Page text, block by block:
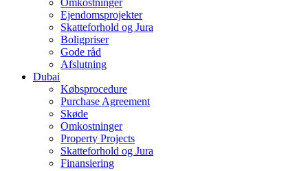
Ejendomsprojekter
Skatteforhold og Jura
Boligpriser
Gode råd
Afslutning
Dubai
Købsprocedure
Purchase Agreement
Skøde
Omkostninger
Property Projects
Skatteforhold og Jura
Finansiering